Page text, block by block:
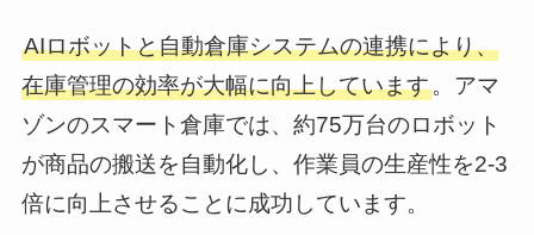
AIロボットと自動倉庫システムの連携により、
在庫管理の効率が大幅に向上しています。アマ
ゾンのスマート倉庫では、約75万台のロボット
が商品の搬送を自動化し、作業員の生産性を2-3
倍に向上させることに成功しています。